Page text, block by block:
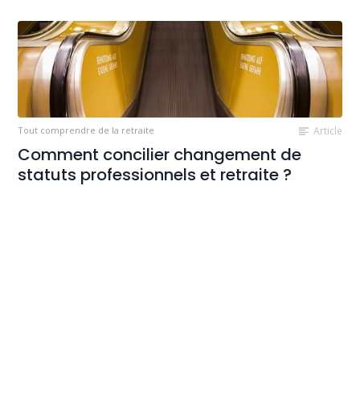
Tout comprendre de la retraite Article
Comment concilier changement de
statuts professionnels et retraite ?